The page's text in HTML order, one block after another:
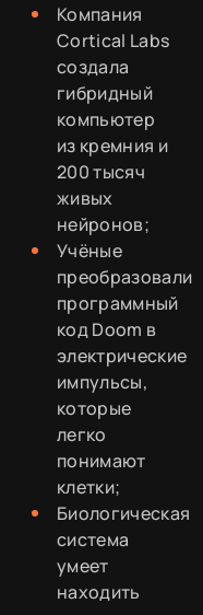
Компания
Cortical Labs
создала
гибридный
компьютер
из кремния и
200 тысяч
живых
нейронов;
Учёные
преобразовали
программный
код Doom в
электрические
импульсы,
которые
легко
понимают
клетки;
Биологическая
система
умеет
находить